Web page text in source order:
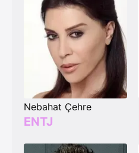
Nebahat Çehre
ENTJ